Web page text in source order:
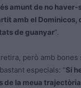
amunt de no haver-
amb el Dominicos,
de guanyar”.
però amb bones
especials: “Si
de la meua